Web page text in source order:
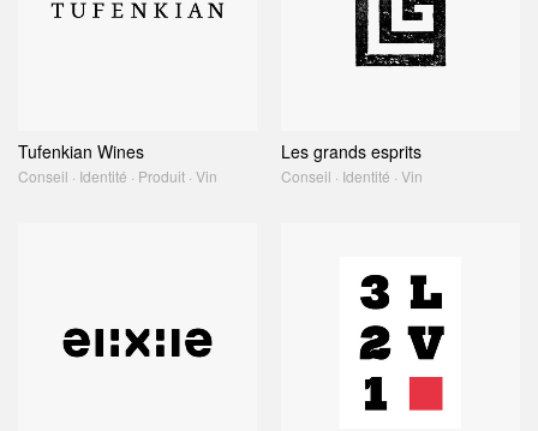
Tufenkian Wines
Conseil · Identité · Produit · Vin
Les grands esprits
Conseil · Identité · Vin